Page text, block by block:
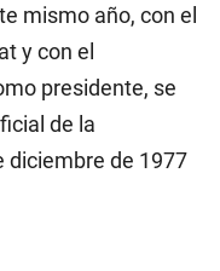
mismo año, con el
y con el
presidente, se
de la
diciembre de 1977